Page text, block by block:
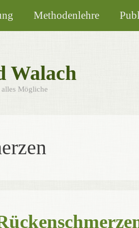
Methodenlehre
Walach
Mögliche